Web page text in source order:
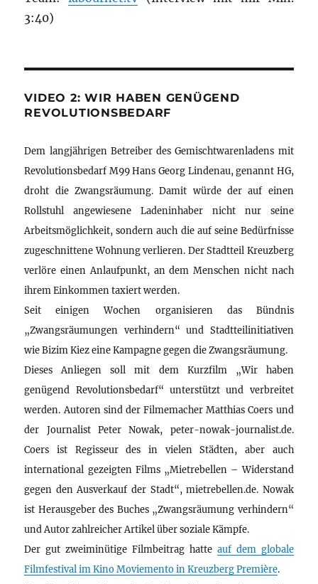
3:40)
VIDEO 2: WIR HABEN GENÜGEND
REVOLUTIONSBEDARF
Dem langjährigen Betreiber des Gemischtwarenladens mit
Revolutionsbedarf M99 Hans Georg Lindenau, genannt HG,
droht die Zwangsräumung. Damit würde der auf einen
Rollstuhl angewiesene Ladeninhaber nicht nur seine
Arbeitsmöglichkeit, sondern auch die auf seine Bedürfnisse
zugeschnittene Wohnung verlieren. Der Stadtteil Kreuzberg
verlöre einen Anlaufpunkt, an dem Menschen nicht nach
ihrem Einkommen taxiert werden.
Seit einigen Wochen organisieren das Bündnis
„Zwangsräumungen verhindern“ und Stadtteilinitiativen
wie Bizim Kiez eine Kampagne gegen die Zwangsräumung.
Dieses Anliegen soll mit dem Kurzfilm „Wir haben
genügend Revolutionsbedarf“ unterstützt und verbreitet
werden. Autoren sind der Filmemacher Matthias Coers und
der Journalist Peter Nowak, peter-nowak-journalist.de.
Coers ist Regisseur des in vielen Städten, aber auch
international gezeigten Films „Mietrebellen – Widerstand
gegen den Ausverkauf der Stadt“, mietrebellen.de. Nowak
ist Herausgeber des Buches „Zwangsräumung verhindern“
und Autor zahlreicher Artikel über soziale Kämpfe.
Der gut zweiminütige Filmbeitrag hatte auf dem globale
Filmfestival im Kino Moviemento in Kreuzberg Première.